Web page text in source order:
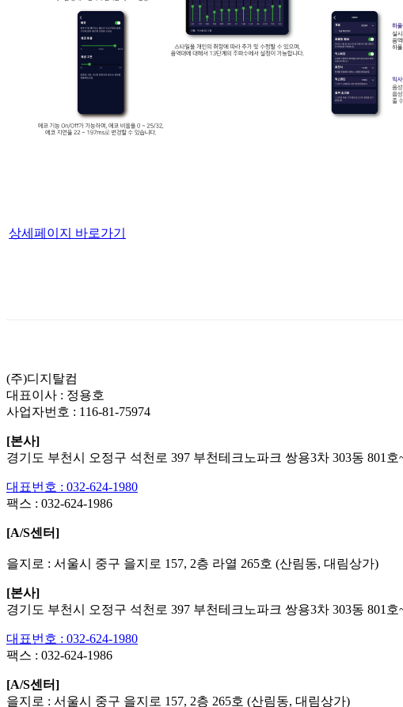
상세페이지 바로가기
(주)디지탈컴
대표이사 : 정용호
사업자번호 : 116-81-75974
[본사]
경기도 부천시 오정구 석천로 397 부천테크노파크 쌍용3차 303동 801
대표번호 : 032-624-1980
팩스 : 032-624-1986
[A/S센터]
을지로 : 서울시 중구 을지로 157, 2층 라열 265호 (산림동, 대림상가)
[본사]
경기도 부천시 오정구 석천로 397 부천테크노파크 쌍용3차 303동 801
대표번호 : 032-624-1980
팩스 : 032-624-1986
[A/S센터]
을지로 : 서울시 중구 을지로 157, 2층 265호 (산림동, 대림상가)